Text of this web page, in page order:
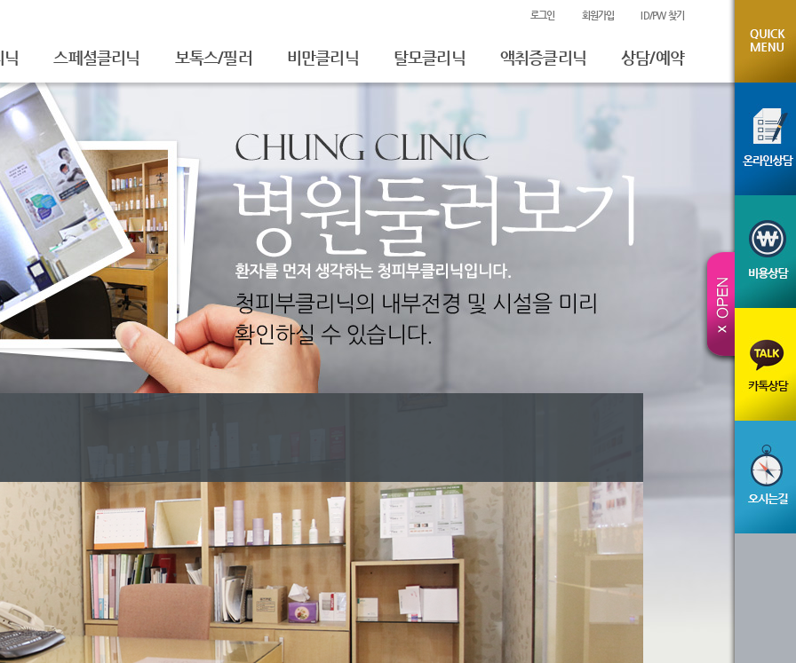
로그인 회원가입 ID/PW 찾기
닉 스페셜클리닉 보톡스/필러 비만클리닉 탈모클리닉 액취증클리닉 상담/예약
터
셀라피토닝
레이저토닝
주름/탄력
제모
FNS
물광주사
아쿠아필
백옥주사
신데렐라주사
슈링크(SHURINK)
종아리보톡스
필러
더모톡신